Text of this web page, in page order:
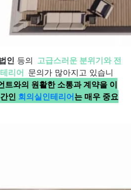
인 등의 고급스러운 분위기와 전
리어 문의가 많아지고 있습니
트와의 원활한 소통과 계약을 이
인 회의실인테리어는 매우 중요